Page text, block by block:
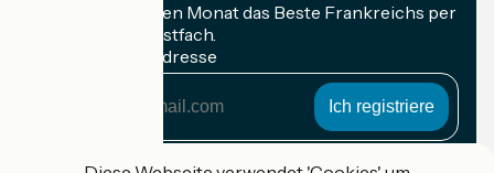
Erhalten Sie jeden Monat das Beste Frankreichs per
Rad in Ihrem Postfach.
Meine E-Mail-Adresse
Adresse